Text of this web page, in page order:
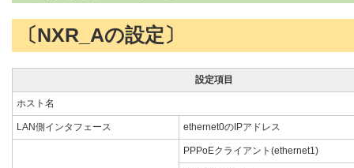
〔NXR_Aの設定〕
設定項目
ホスト名
LAN側インタフェース ethernet0のIPアドレス
PPPoEクライアント(ethernet1)